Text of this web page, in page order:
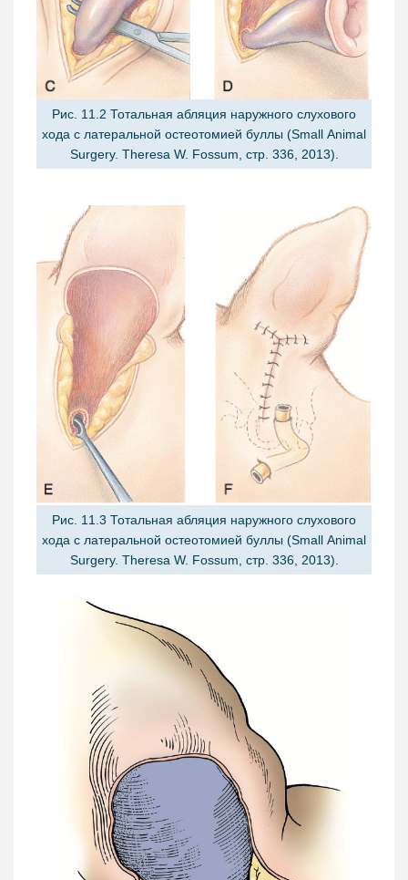
Рис. 11.2 Тотальная абляция наружного слухового
хода с латеральной остеотомией буллы (Small Animal
Surgery. Theresa W. Fossum, стр. 336, 2013).
Рис. 11.3 Тотальная абляция наружного слухового
хода с латеральной остеотомией буллы (Small Animal
Surgery. Theresa W. Fossum, стр. 336, 2013).